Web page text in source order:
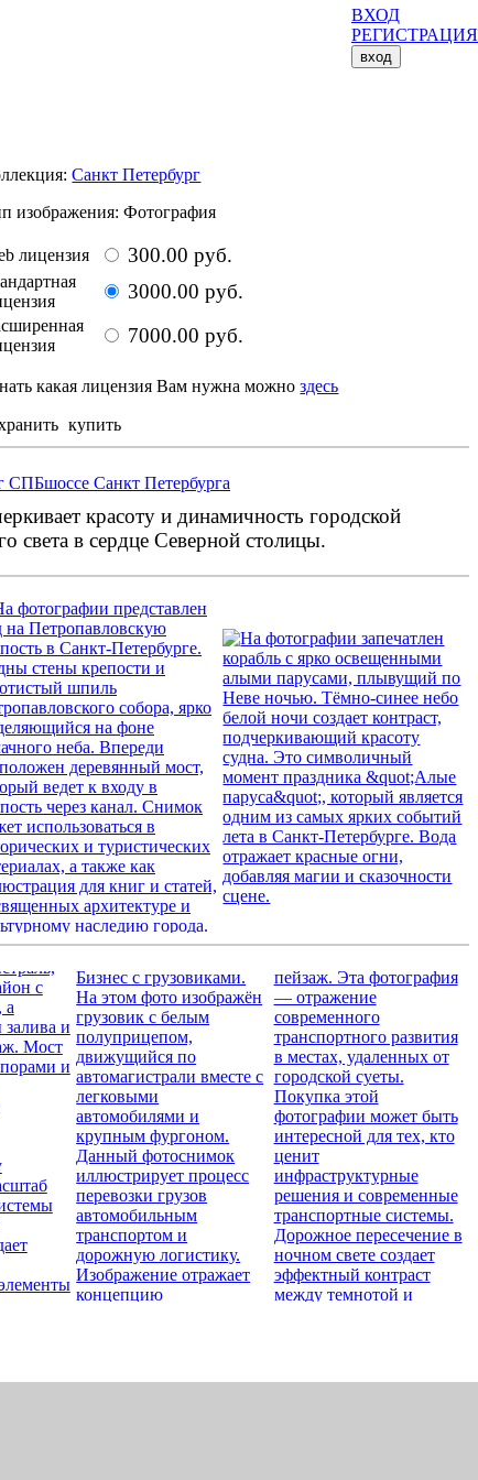
ВХОД
РЕГИСТРАЦИЯ
вход
Санкт Петербург
изображения: Фотография
лицензия 300.00 руб.
3000.00 руб.
7000.00 руб.
какая лицензия Вам нужна можноздесь
купить
СПБшоссе Санкт Петербурга
красоту и динамичность городской
света в сердце Северной столицы.